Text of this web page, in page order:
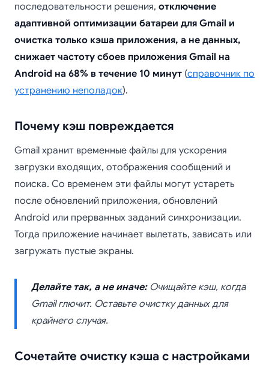
последовательности решения, отключение
адаптивной оптимизации батареи для Gmail и
очистка только кэша приложения, а не данных,
снижает частоту сбоев приложения Gmail на
Android на 68% в течение 10 минут (справочник по
устранению неполадок).
Почему кэш повреждается
Gmail хранит временные файлы для ускорения
загрузки входящих, отображения сообщений и
поиска. Со временем эти файлы могут устареть
после обновлений приложения, обновлений
Android или прерванных заданий синхронизации.
Тогда приложение начинает вылетать, зависать или
загружать пустые экраны.
Делайте так, а не иначе:Очищайте кэш, когда
Gmail глючит. Оставьте очистку данных для
крайнего случая.
Сочетайте очистку кэша с настройками